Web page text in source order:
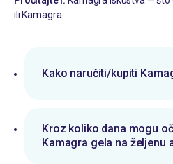
ili Kamagra
Kako naručiti/kupiti
Kroz koliko dana mogu
Kamagra gela na željenu